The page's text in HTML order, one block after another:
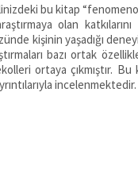
bu kitap
olan
kişinin yaşadığı
bazı ortak
ortaya çıkmıştır.
incelenmektedir.